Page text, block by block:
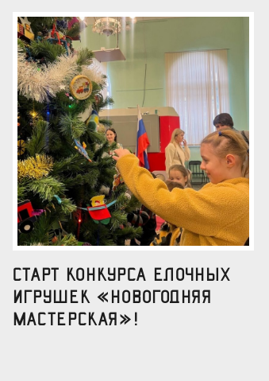
Старт конкурса елочных
игрушек «Новогодняя
мастерская»!